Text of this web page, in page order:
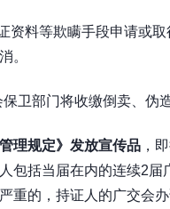
资料等欺瞒手段申请或
。
保卫部门将收缴倒卖、伪
理规定》发放宣传品 ，
包括当届在内的连续2届
重的，持证人的广交会办